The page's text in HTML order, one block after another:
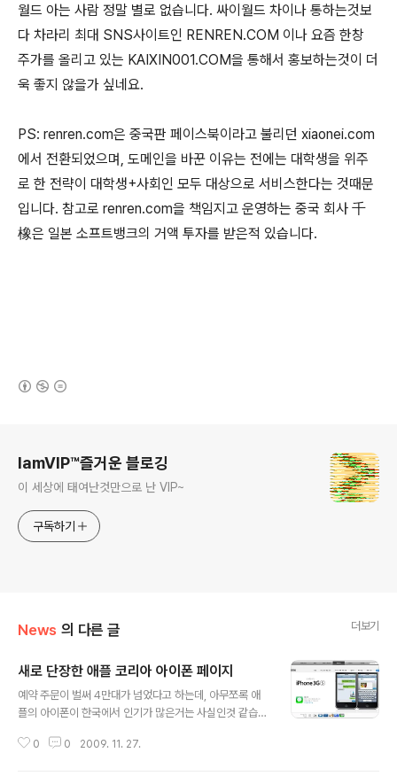
월드 아는 사람 정말 별로 없습니다. 싸이월드 차이나 통하는것보
다 차라리 최대 SNS사이트인 RENREN.COM 이나 요즘 한창
주가를 올리고 있는 KAIXIN001.COM을 통해서 홍보하는것이 더
욱 좋지 않을가 싶네요.
PS: renren.com은 중국판 페이스북이라고 불리던 xiaonei.com
에서 전환되었으며, 도메인을 바꾼 이유는 전에는 대학생을 위주
로 한 전략이 대학생+사회인 모두 대상으로 서비스한다는 것때문
입니다. 참고로 renren.com을 책임지고 운영하는 중국 회사 千
橡은 일본 소프트뱅크의 거액 투자를 받은적 있습니다.
IamVIP™즐거운 블로깅
이 세상에 태여난것만으로 난 VIP~
구독하기
News 의 다른 글 더보기
새로 단장한 애플 코리아 아이폰 페이지
예약 주문이 벌써 4만대가 넘었다고 하는데, 아무쪼록 애
플의 아이폰이 한국에서 인기가 많은거는 사실인것 같습니
네요.. http://www.apple.com/kr/iphone
0 0 2009. 11. 27.